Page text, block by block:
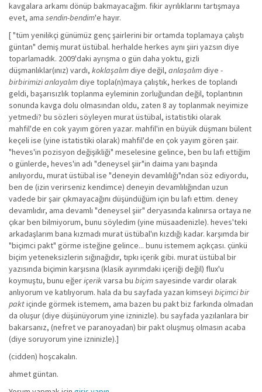
kavgalara arkamı dönüp bakmayacağım. fikir ayrılıklarını tartışmaya
evet, ama sendin-bendim'e hayır.
[ "tüm yenilikçi günümüz genç şairlerini bir ortamda toplamaya çalıştı
güntan" demiş murat üstübal. herhalde herkes aynı şiiri yazsın diye
toparlamadık. 2009'daki ayrışma o gün daha yoktu, gizli
düşmanlıklar(ınız) vardı, koklaşalımdiye değil, anlaşalımdiye -
birbirimizi anlayalımdiye topla(n)maya çalıştık, herkes de toplandı
geldi, başarısızlık toplanma eyleminin zorluğundan değil, toplantının
sonunda kavga dolu olmasından oldu, zaten 8 ay toplanmak neyimize
yetmedi? bu sözleri söyleyen murat üstübal, istatistiki olarak
mahfil'de en cok yayım gören yazar. mahfil'in en büyük düşmanı bülent
keçeli ise (yine istatistiki olarak) mahfil'de en çok yayım gören şair.
"heves'in pozisyon değişikliği" meselesine gelince, ben bu lafı ettiğim
o günlerde, heves'in adı "deneysel şiir"in daima yanı başında
anılıyordu, murat üstübal ise "deneyin devamlılığı"ndan söz ediyordu,
ben de (izin verirseniz kendimce) deneyin devamlılığından uzun
vadede bir şair çıkmayacağını düşündüğüm için bu lafı ettim. deney
devamlıdır, ama devamlı "deneysel şiir" deryasında kalınırsa ortaya ne
çıkar ben bilmiyorum, bunu söyledim (yine müsaadenizle). heves'teki
arkadaşlarım bana kızmadı murat üstübal'ın kızdığı kadar. karşımda bir
"biçimci pakt" görme isteğine gelince... bunu istemem açıkçası. çünkü
biçim yeteneksizlerin sığınağıdır, tıpkı içerik gibi. murat üstübal bir
yazısında biçimin karşısına (klasik ayırımdaki içeriği değil) flux'u
koymuştu, bunu eğeriçerikvarsa bu biçimsayesinde vardır olarak
anlıyorum ve katılıyorum. hala da bu sayfada yazan kimseyi biçimci bir
paktiçinde görmek istemem, ama bazen bu pakt biz farkında olmadan
da oluşur (diye düşünüyorum yine izninizle). bu sayfada yazılanlara bir
bakarsanız, (nefret ve paranoyadan) bir pakt oluşmuş olmasın acaba
(diye soruyorum yine izninizle).]
(cidden) hoşcakalın.
ahmet güntan.